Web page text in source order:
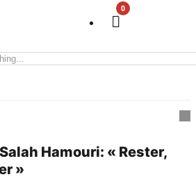
0
Hamouri: « Rester,
»